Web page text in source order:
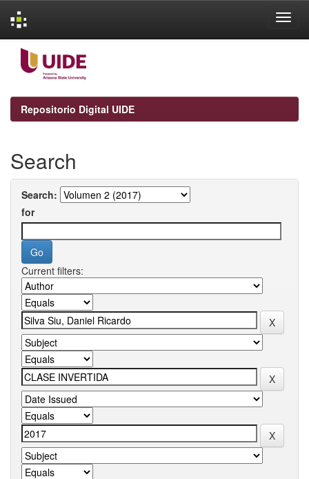
navigation
Repositorio Digital UIDE
Search
Search:
for
Current filters: